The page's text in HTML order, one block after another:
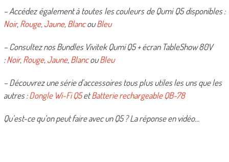
– Accédez également à toutes les couleurs de Qumi Q5 disponibles :
Noir,Rouge, Jaune, BlancouBleu
– Consultez nos Bundles Vivitek Qumi Q5 + écran TableShow 80V
:Noir,Rouge, Jaune, BlancouBleu
– Découvrez une série d’accessoires tous plus utiles les uns que les
autres :Dongle Wi-Fi Q5etBatterie rechargeable QB-78
Qu’est-ce qu’on peut faire avec un Q5 ? La réponse en vidéo…